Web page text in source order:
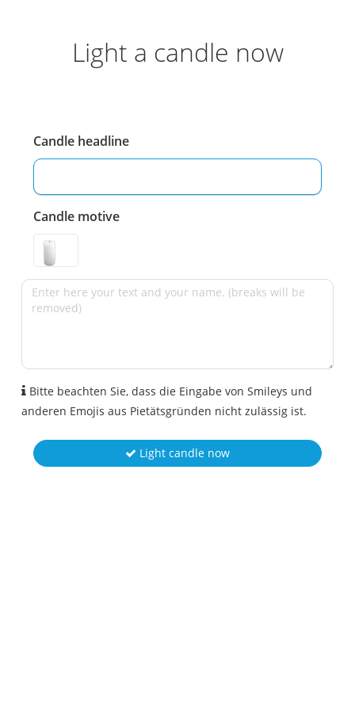
Light a candle now
Candle headline
Candle motive
Bitte beachten Sie, dass die Eingabe von Smileys und
anderen Emojis aus Pietätsgründen nicht zulässig ist.
Light candle now